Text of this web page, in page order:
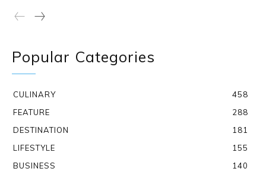
Popular Categories
CULINARY
458
FEATURE
288
DESTINATION
181
LIFESTYLE
155
BUSINESS
140